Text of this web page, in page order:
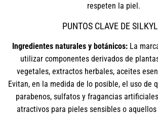
respeten la piel.
PUNTOS CLAVE DE
Ingredientes naturales y botánicos: La
utilizar componentes derivados de
vegetales, extractos herbales, aceites
Evitan, en la medida de lo posible, el uso de
parabenos, sulfatos y fragancias
atractivos para pieles sensibles o aquellos